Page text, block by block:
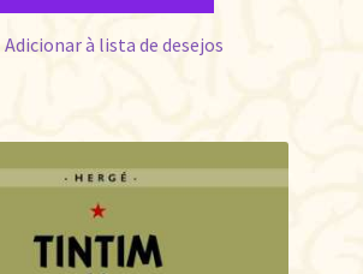
Adicionar à lista de desejos